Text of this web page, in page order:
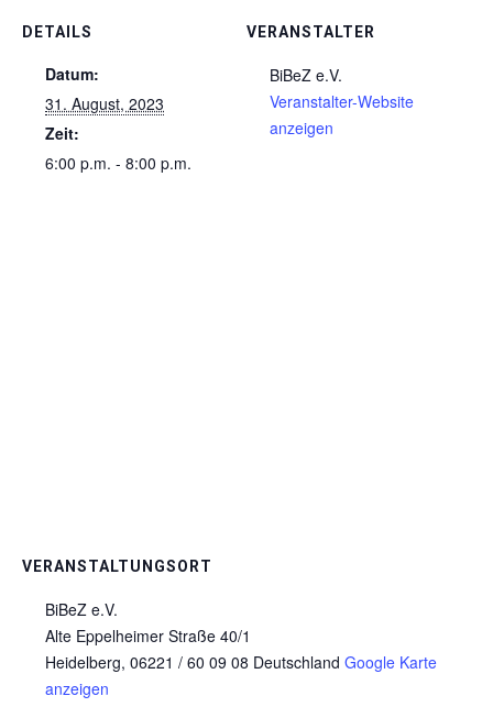
DETAILS
Datum:
31. August, 2023
Zeit:
6:00 p.m. - 8:00 p.m.
VERANSTALTER
BiBeZ e.V.
Veranstalter-Website
anzeigen
VERANSTALTUNGSORT
BiBeZ e.V.
Alte Eppelheimer Straße 40/1
Heidelberg, 06221 / 60 09 08 Deutschland Google Karte
anzeigen